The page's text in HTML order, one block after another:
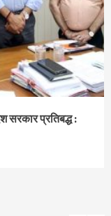
सरकार प्रतिबद्ध :